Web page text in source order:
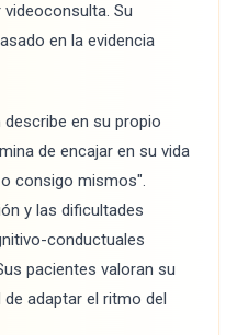
Su
en la evidencia
describe en su propio
de encajar en su vida
consigo mismos".
y las dificultades
conductuales
pacientes valoran su
adaptar el ritmo del